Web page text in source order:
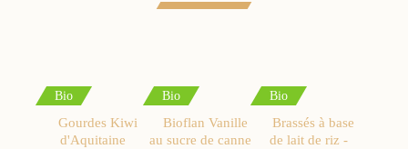
Bio
Gourdes Kiwi
d'Aquitaine
Bio
Bioflan Vanille
au sucre de canne
Bio
Brassés à base
de lait de riz -